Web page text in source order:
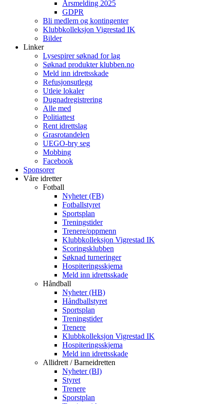
Årsmelding 2025
GDPR
Bli medlem og kontingenter
Klubbkolleksjon Vigrestad IK
Bilder
Linker
Lysespirer søknad for lag
Søknad produkter klubben.no
Meld inn idrettsskade
Refusjonsutlegg
Utleie lokaler
Dugnadregistrering
Alle med
Politiattest
Rent idrettslag
Grasrotandelen
UEGO-bry seg
Mobbing
Facebook
Sponsorer
Våre idretter
Fotball
Nyheter (FB)
Fotballstyret
Sportsplan
Treningstider
Trenere/oppmenn
Klubbkolleksjon Vigrestad IK
Scoringsklubben
Søknad turneringer
Hospiteringsskjema
Meld inn idrettsskade
Håndball
Nyheter (HB)
Håndballstyret
Sportsplan
Treningstider
Trenere
Klubbkolleksjon Vigrestad IK
Hospiteringsskjema
Meld inn idrettsskade
Allidrett / Barneidretten
Nyheter (BI)
Styret
Trenere
Sporstplan